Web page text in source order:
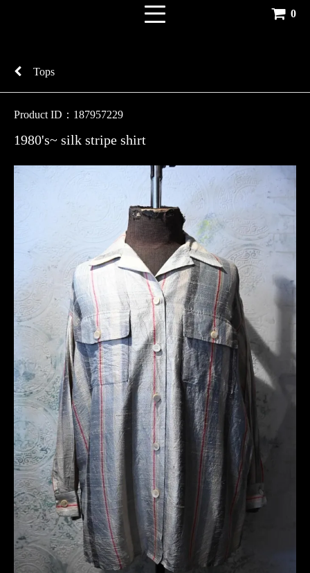
0
Tops
Product ID：187957229
1980's~ silk stripe shirt